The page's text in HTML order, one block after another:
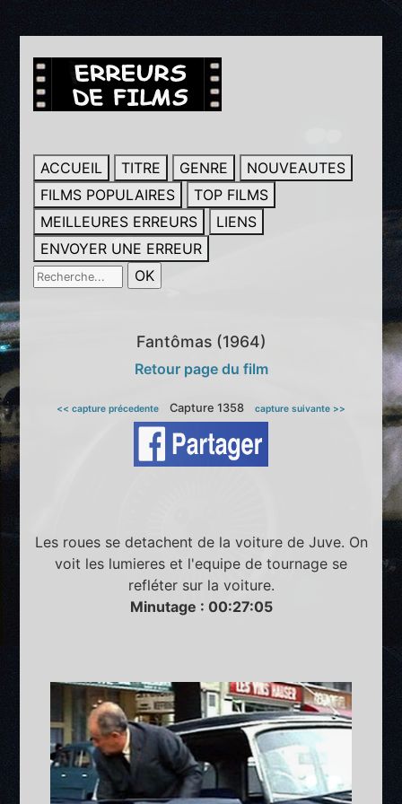
ACCUEIL TITRE GENRE
NOUVEAUTES
FILMS POPULAIRES
TOP FILMS
MEILLEURES ERREURS
LIENS
ENVOYER UNE ERREUR
Fantômas (1964)
Retour page du film
<< capture précedente Capture 1358 capture suivante >>
Les roues se detachent de la voiture de Juve. On
voit les lumieres et l'equipe de tournage se
refléter sur la voiture.
Minutage : 00:27:05